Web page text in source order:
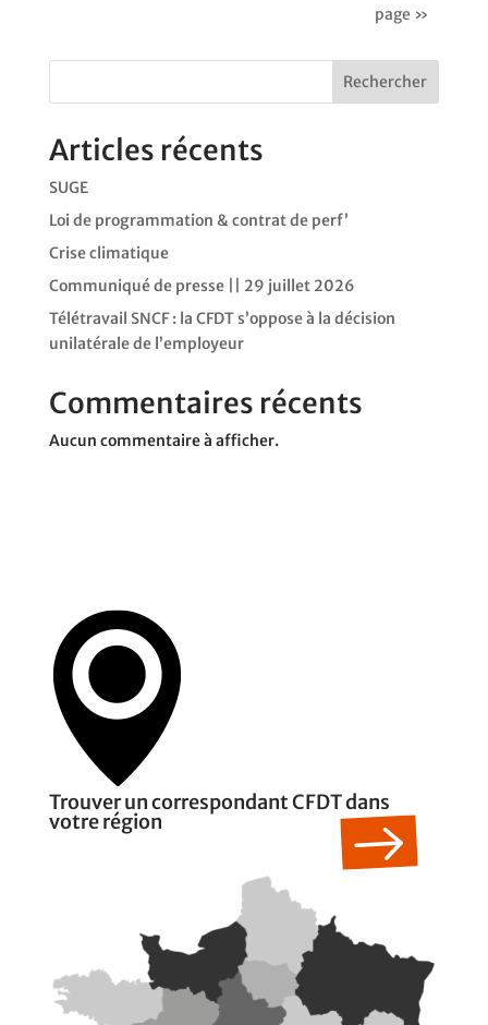
page »
Rechercher
Articles récents
SUGE
Loi de programmation & contrat de perf’
Crise climatique
Communiqué de presse || 29 juillet 2026
Télétravail SNCF : la CFDT s’oppose à la décision
unilatérale de l’employeur
Commentaires récents
Aucun commentaire à afficher.
Trouver un correspondant CFDT dans
votre région